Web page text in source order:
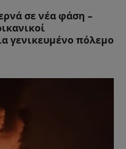
σε νέα φάση –
γενικευμένο πόλεμο